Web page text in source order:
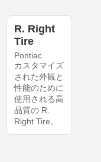
R. Right
Tire
Pontiac
カスタマイズ
された外観と
性能のために
使用される高
品質の R.
Right Tire。